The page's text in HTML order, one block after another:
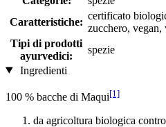
Caratteristiche:
certificato
zucchero, vegan,
Tipi di prodotti
ayurvedici:
spezie
Ingredienti
100 % bacche di Maqui[1]
da agricoltura biologica